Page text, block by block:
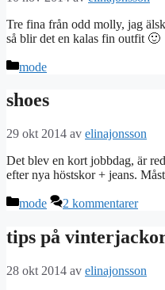
Tre fina från odd molly, jag
så blir det en kalas fin outfit 🙂
Kategorier
mode
shoes
29 okt 2014 av elinajonsson
Det blev en kort jobbdag, är
efter nya höstskor + jeans.
Kategorier
mode 2 kommentarer
tips på
28 okt 2014 av elinajonsson